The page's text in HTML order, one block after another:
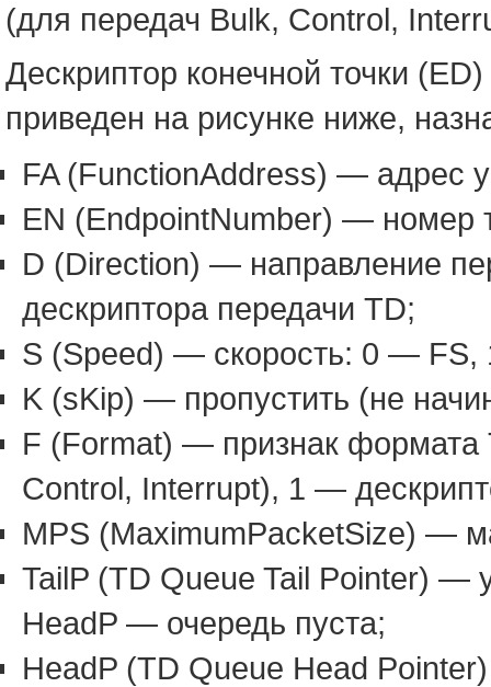
(для передач Bulk, Control,
Дескриптор конечной точки
приведен на рисунке ниже,
FA (FunctionAddress) — адрес
EN (EndpointNumber) — номер
D (Direction) — направление
дескриптора передачи TD;
S (Speed) — скорость: 0 —
K (sKip) — пропустить (не
F (Format) — признак формата
Control, Interrupt), 1 —
MPS (MaximumPacketSize) —
TailP (TD Queue Tail Pointer) —
HeadP — очередь пуста;
HeadP (TD Queue Head